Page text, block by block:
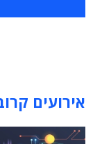
אירועים